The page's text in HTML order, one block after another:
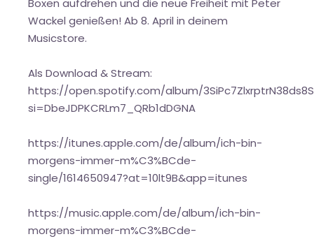
Boxen aufdrehen und die neue Freiheit mit Peter
Wackel genießen! Ab 8. April in deinem
Musicstore.
Als Download & Stream:
https://open.spotify.com/album/
si=DbeJDPKCRLm7_QRb1dDGNA
https://itunes.apple.com/de/album/ich-bin-
morgens-immer-m%C3%BCde-
single/1614650947?at=10lt9B&app=itunes
https://music.apple.com/de/album/ich-bin-
morgens-immer-m%C3%BCde-